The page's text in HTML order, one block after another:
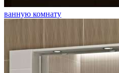
ванную комнату